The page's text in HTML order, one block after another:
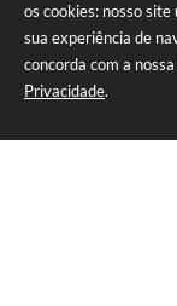
os cookies: nosso
sua experiência de
concorda com a nossa
Privacidade.